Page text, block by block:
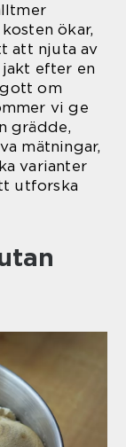
ökar,
att njuta av
efter en
om
vi ge
grädde,
mätningar,
varianter
utforska